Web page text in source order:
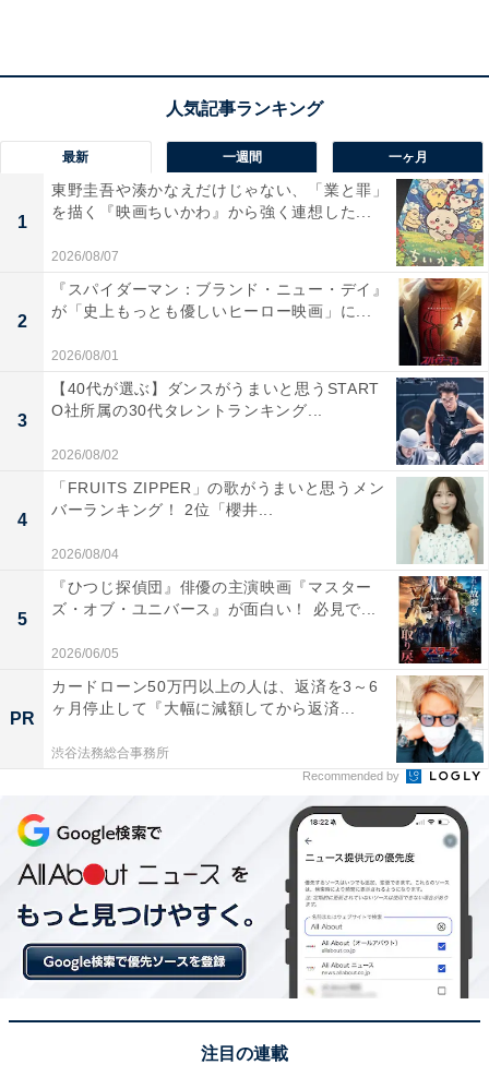
View this post on Instagram
A post shared by 中野なかるてぃん (@nakalthyn)
また、ナイチンゲールダンスはテレビ番組でのブレーク
も達成しそうなコンビです。なかるてぃんさんは、江戸
時代から7代続く医者の家系の一人っ子で、当初は弁護
士になろうとしていた頭脳の持ち主。一橋大学法学部卒
業という高学歴芸人で、クイズ番組などでも注目を集め
トークで頻繁に使われる、大学受験を「進研ゼミ」だけ
で現役合格したという持ちネタも面白く、2024年3月に
は『激レアさんを連れてきた。』（テレビ朝日系）で披
露されたことで全国的に知られるようになりました。今
後、他の番組でも取り上げられることで、一気に名前が
また、なかるてぃんさんは切れ味の良いギャグも豊富
最新 一週間 一ヶ月
1
東野圭吾や湊かなえだけじゃない、「業と罪」
を描く『映画ちいかわ』から強く連想した...
2026/08/07
2
『スパイダーマン：ブランド・ニュー・デイ』
が「史上もっとも優しいヒーロー映画」に...
2026/08/01
3
【40代が選ぶ】ダンスがうまいと思うSTART
O社所属の30代タレントランキング...
2026/08/02
4
「FRUITS ZIPPER」の歌がうまいと思うメン
バーランキング！ 2位「櫻井...
2026/08/04
5
『ひつじ探偵団』俳優の主演映画『マスター
ズ・オブ・ユニバース』が面白い！ 必見で...
2026/06/05
PR
カードローン50万円以上の人は、返済を3～6
ヶ月停止して『大幅に減額してから返済...
渋谷法務総合事務所
Recommended by
注目の連載